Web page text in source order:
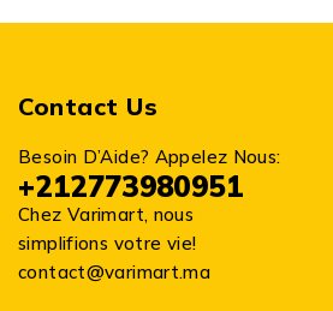
Contact Us
Besoin D’Aide? Appelez Nous:
+212773980951
Chez Varimart, nous
simplifions votre vie!
contact@varimart.ma